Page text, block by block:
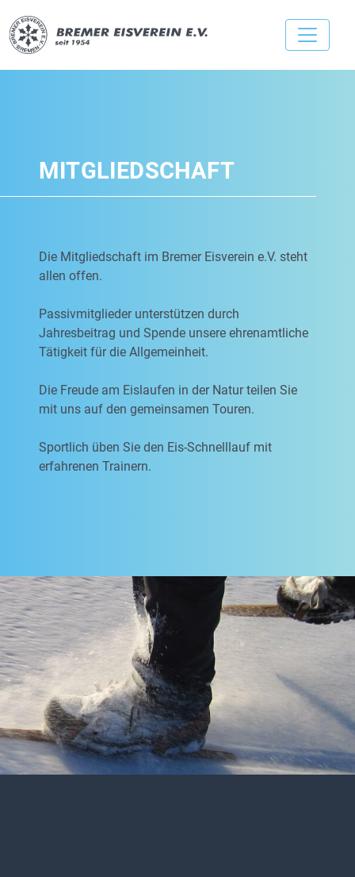
MITGLIEDSCHAFT
Die Mitgliedschaft im Bremer Eisverein e.V. steht
allen offen.
Passivmitglieder unterstützen durch
Jahresbeitrag und Spende unsere ehrenamtliche
Tätigkeit für die Allgemeinheit.
Die Freude am Eislaufen in der Natur teilen Sie
mit uns auf den gemeinsamen Touren.
Sportlich üben Sie den Eis-Schnelllauf mit
erfahrenen Trainern.